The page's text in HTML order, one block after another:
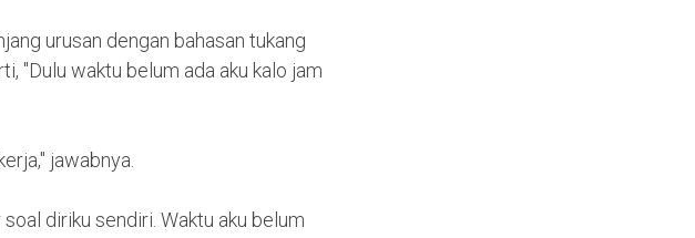
urusan dengan bahasan tukang
"Dulu waktu belum ada aku kalo jam
jawabnya.
diriku sendiri. Waktu aku belum